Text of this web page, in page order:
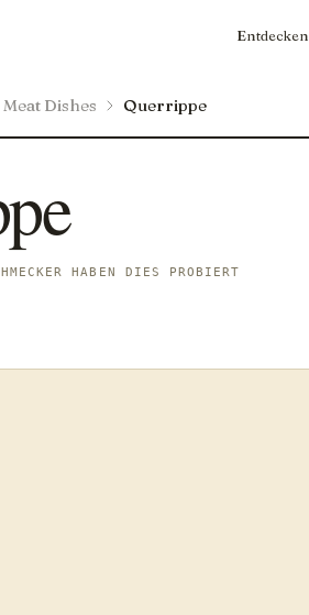
Entdecken
Meat Dishes Querrippe
HABEN DIES PROBIERT